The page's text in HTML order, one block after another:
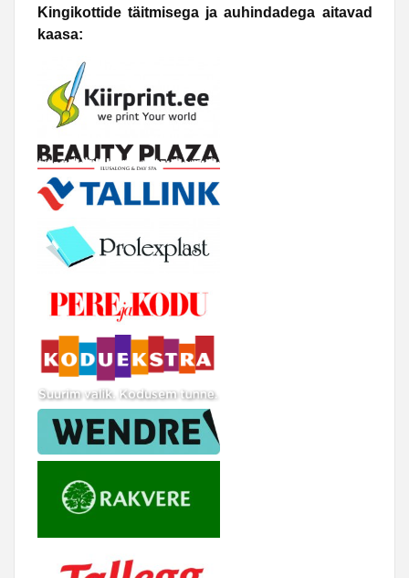
Kingikottide täitmisega ja auhindadega aitavad
kaasa: